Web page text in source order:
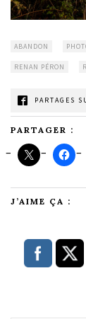
ABANDON
RENAN PÉRON
PARTAGES
PARTAGER :
J’AIME ÇA :